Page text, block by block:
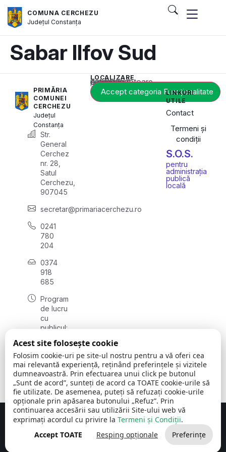
COMUNA CERCHEZU
JudețulConstanța
Sabar Ilfov Sud
PRIMĂRIA
COMUNEI
CERCHEZU
Județul
Constanța
Str.
General
Cerchez
nr. 28,
Satul
Cerchezu,
907045
secretar@primariacerchezu.ro
0241
780
204
0374
918
685
Program
de lucru
cu
publicul:
08:00 -
16:30
, vineri:
08:00 -
14:00
LOCALIZARE
Acest conținut este blocat până când acceptați categoria corespunzătoare de cookie-uri.
Accept categoria Funcționalitate
LINKURI
UTILE
Contact
Termeni și
condiții
S.O.S.
pentru
administrația
publică
locală
Comuna Cerchezu © 2026Toate drepturile rezervate
Concept realizat de Big Media Relații Publice SRL
Acest site folosește cookie
Folosim cookie-uri pe site-ul nostru pentru a vă oferi cea
mai relevantă experiență, reținând preferințele și vizitele
dumneavoastră. Prin efectuarea unui click pe butonul
„Sunt de acord”, sunteți de acord ca TOATE cookie-urile să
fie utilizate. De asemenea, puteți să refuzați cookie-urile
opționale prin apăsarea butonului „Refuz”. Prin
continuarea accesării sau utilizării Site-ului web vă
exprimați acordul cu privire la Termeni și Condiții.
Accept TOATE
Resping opționale Preferințe